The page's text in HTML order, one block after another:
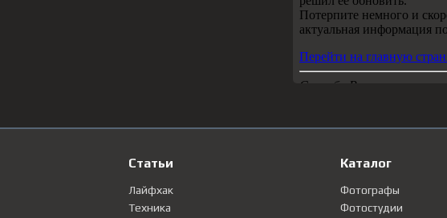
Статьи
Лайфхак
Техника
Каталог
Фотографы
Фотостудии